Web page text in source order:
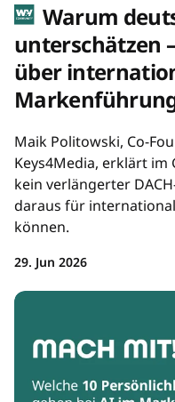
Warum
unterschätzen
über
Maik Politowski, Co-
Keys4Media, erklärt
kein verlängerter
daraus für
können.
29. Jun 2026